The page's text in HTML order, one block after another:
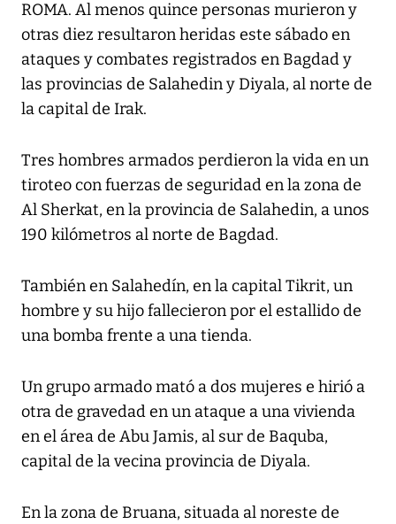
ROMA. Al menos quince personas murieron y
otras diez resultaron heridas este sábado en
ataques y combates registrados en Bagdad y
las provincias de Salahedin y Diyala, al norte de
la capital de Irak.
Tres hombres armados perdieron la vida en un
tiroteo con fuerzas de seguridad en la zona de
Al Sherkat, en la provincia de Salahedin, a unos
190 kilómetros al norte de Bagdad.
También en Salahedín, en la capital Tikrit, un
hombre y su hijo fallecieron por el estallido de
una bomba frente a una tienda.
Un grupo armado mató a dos mujeres e hirió a
otra de gravedad en un ataque a una vivienda
en el área de Abu Jamis, al sur de Baquba,
capital de la vecina provincia de Diyala.
En la zona de Bruana, situada al noreste de